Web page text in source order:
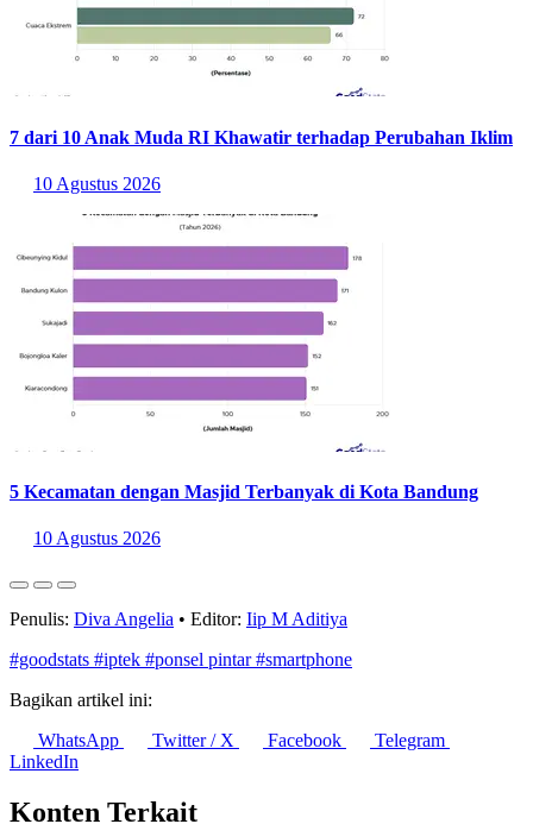
7 dari 10 Anak Muda RI Khawatir terhadap Perubahan Iklim
10 Agustus 2026
5 Kecamatan dengan Masjid Terbanyak di Kota Bandung
10 Agustus 2026
Penulis: Diva Angelia • Editor: Iip M Aditiya
#goodstats #iptek #ponsel pintar#smartphone
Bagikan artikel ini:
WhatsApp
Twitter / X Facebook
Telegram
LinkedIn
Konten Terkait